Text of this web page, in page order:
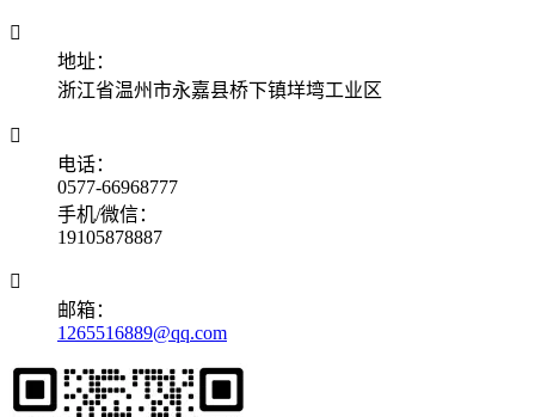

地址：
浙江省温州市永嘉县桥下镇垟塆工业区

电话：
0577-66968777
手机/微信：
19105878887

邮箱：
1265516889@qq.com